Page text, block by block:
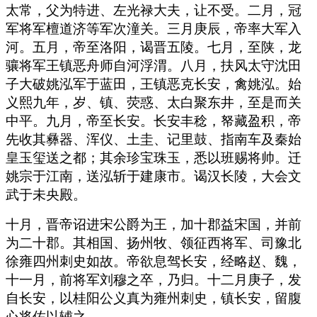
太常，父为特进、左光禄大夫，让不受。二月，冠
军将军檀道济等军次潼关。三月庚辰，帝率大军入
河。五月，帝至洛阳，谒晋五陵。七月，至陕，龙
骧将军王镇恶舟师自河浮渭。八月，扶风太守沈田
子大破姚泓军于蓝田，王镇恶克长安，禽姚泓。始
义熙九年，岁、镇、荧惑、太白聚东井，至是而关
中平。九月，帝至长安。长安丰稔，帑藏盈积，帝
先收其彝器、浑仪、土圭、记里鼓、指南车及秦始
皇玉玺送之都；其余珍宝珠玉，悉以班赐将帅。迁
姚宗于江南，送泓斩于建康市。谒汉长陵，大会文
武于未央殿。
十月，晋帝诏进宋公爵为王，加十郡益宋国，并前
为二十郡。其相国、扬州牧、领征西将军、司豫北
徐雍四州刺史如故。帝欲息驾长安，经略赵、魏，
十一月，前将军刘穆之卒，乃归。十二月庚子，发
自长安，以桂阳公义真为雍州刺史，镇长安，留腹